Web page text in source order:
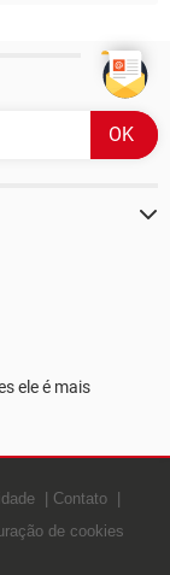
ele é mais
Contato
de cookies